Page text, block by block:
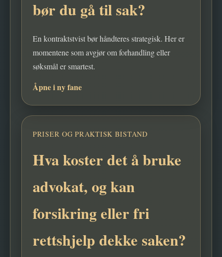
bør du gå til sak?
En kontraktstvist bør håndteres strategisk. Her er
momentene som avgjør om forhandling eller
søksmål er smartest.
Åpne i ny fane
PRISER OG PRAKTISK BISTAND
Hva koster det å bruke
advokat, og kan
forsikring eller fri
rettshjelp dekke saken?